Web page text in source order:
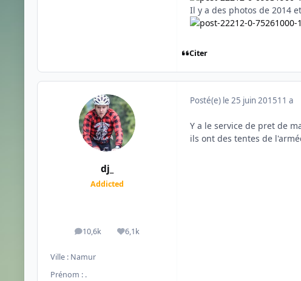
Il y a des photos de 2014
Citer
dj_
Addicted
10,6k
messages6,1k
Réputation
Ville : Namur
Prénom : .
Posté(e) le 25 juin 201511 a
Y a le service de pret de
ils ont des tentes de